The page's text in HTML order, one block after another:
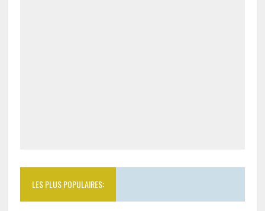
LES PLUS POPULAIRES: